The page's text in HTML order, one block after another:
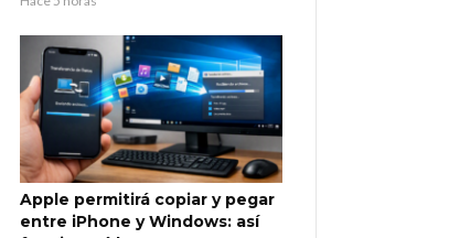
Apple permitirá copiar y pegar
entre iPhone y Windows: así